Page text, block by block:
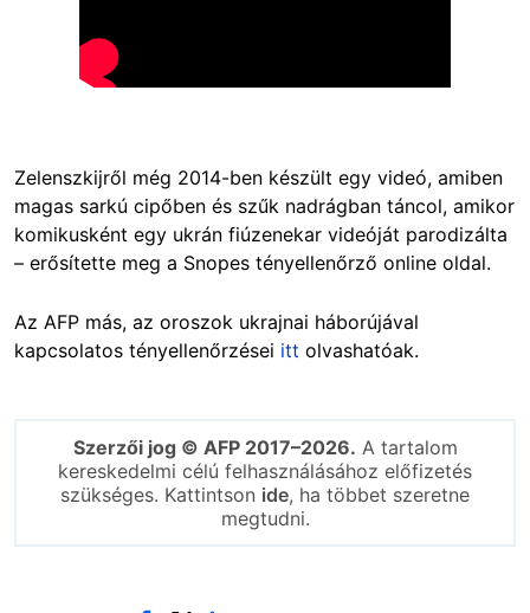
Zelenszkijről még 2014-ben készült egy videó, amiben
magas sarkú cipőben és szűk nadrágban táncol, amikor
komikusként egy ukrán fiúzenekar videóját parodizálta
– erősítette meg a Snopes tényellenőrző online oldal.
Az AFP más, az oroszok ukrajnai háborújával
kapcsolatos tényellenőrzései itt olvashatóak.
Szerzői jog © AFP 2017–2026. A tartalom
kereskedelmi célú felhasználásához előfizetés
szükséges. Kattintson ide, ha többet szeretne
megtudni.